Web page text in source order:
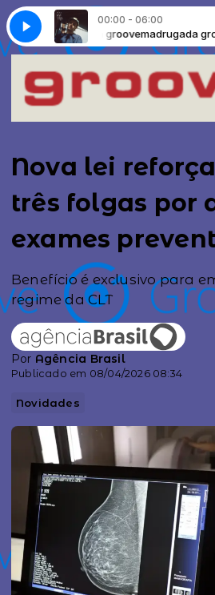
00:00 - 06:00
madrugada groovemadrugada
Stay Demara - Stay
Nova lei
três folgas por
exames
Benefício é exclusivo para
regime da CLT
Por Agência Brasil
Publicado em 08/04/2026 08:34
Novidades